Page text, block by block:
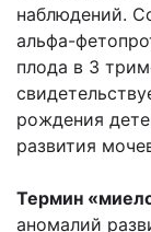
наблюдений.
альфа-
плода в 3
рождения
развития
Термин
аномалий